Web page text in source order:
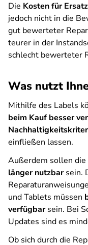
Die Kosten für
jedoch nicht in die
gut bewerteter
teurer in der
schlecht bewerteter
Was nutzt
Mithilfe des Labels
beim Kauf besser
einfließen lassen.
Außerdem sollen die
länger nutzbarsein.
und Tablets müssen
verfügbarsein. Bei
Updates sind es
Ob sich durch die